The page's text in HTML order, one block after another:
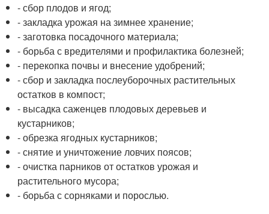
- сбор плодов и ягод;
- закладка урожая на зимнее хранение;
- заготовка посадочного материала;
- борьба с вредителями и профилактика болезней;
- перекопка почвы и внесение удобрений;
- сбор и закладка послеуборочных растительных
остатков в компост;
- высадка саженцев плодовых деревьев и
кустарников;
- обрезка ягодных кустарников;
- снятие и уничтожение ловчих поясов;
- очистка парников от остатков урожая и
растительного мусора;
- борьба с сорняками и порослью.